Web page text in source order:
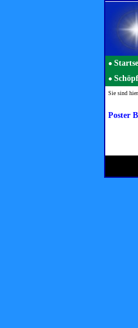
Sie sind
Poster